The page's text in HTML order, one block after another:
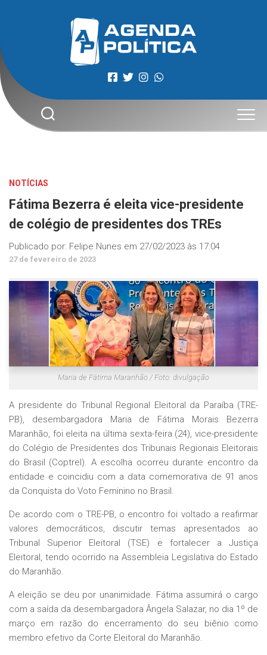
NOTÍCIAS
Fátima Bezerra é eleita vice-presidente
de colégio de presidentes dos TREs
Publicado por: Felipe Nunes em 27/02/2023 às 17:04
27 de fevereiro de 2023
Maria de Fátima Maranhão / Foto: divulgação
A presidente do Tribunal Regional Eleitoral da Paraíba (TRE-
PB), desembargadora Maria de Fátima Morais Bezerra
Maranhão, foi eleita na última sexta-feira (24), vice-presidente
do Colégio de Presidentes dos Tribunais Regionais Eleitorais
do Brasil (Coptrel). A escolha ocorreu durante encontro da
entidade e coincidiu com a data comemorativa de 91 anos
da Conquista do Voto Feminino no Brasil.
De acordo com o TRE-PB, o encontro foi voltado a reafirmar
valores democráticos, discutir temas apresentados ao
Tribunal Superior Eleitoral (TSE) e fortalecer a Justiça
Eleitoral, tendo ocorrido na Assembleia Legislativa do Estado
do Maranhão.
A eleição se deu por unanimidade. Fátima assumirá o cargo
com a saída da desembargadora Ângela Salazar, no dia 1º de
março em razão do encerramento do seu biênio como
membro efetivo da Corte Eleitoral do Maranhão.